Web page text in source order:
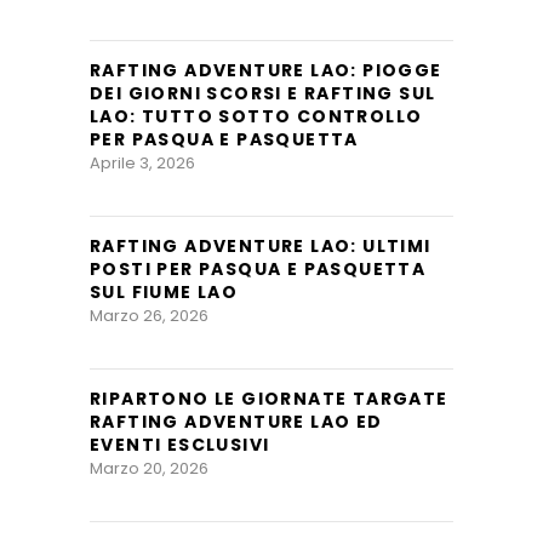
RAFTING ADVENTURE LAO: PIOGGE
DEI GIORNI SCORSI E RAFTING SUL
LAO: TUTTO SOTTO CONTROLLO
PER PASQUA E PASQUETTA
Aprile 3, 2026
RAFTING ADVENTURE LAO: ULTIMI
POSTI PER PASQUA E PASQUETTA
SUL FIUME LAO
Marzo 26, 2026
RIPARTONO LE GIORNATE TARGATE
RAFTING ADVENTURE LAO ED
EVENTI ESCLUSIVI
Marzo 20, 2026